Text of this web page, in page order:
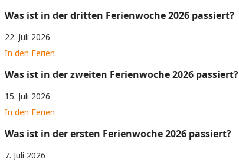
Was ist in der dritten Ferienwoche 2026 passiert?
22. Juli 2026
In den Ferien
Was ist in der zweiten Ferienwoche 2026 passiert?
15. Juli 2026
In den Ferien
Was ist in der ersten Ferienwoche 2026 passiert?
7. Juli 2026